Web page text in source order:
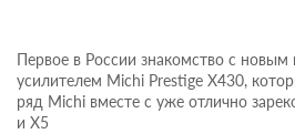
Первое в России знакомство с новым
усилителем Michi Prestige X430,
ряд Michi вместе с уже отлично
и X5